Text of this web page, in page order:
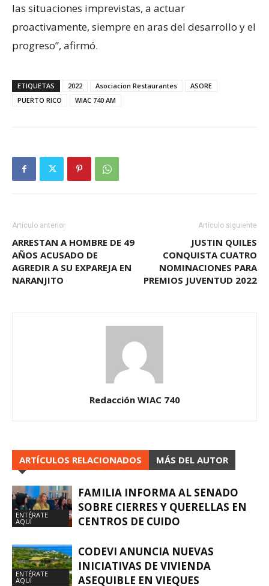
las situaciones imprevistas, a actuar
proactivamente, siempre en aras del desarrollo y el
progreso”, afirmó.
ETIQUETAS 2022 Asociacion Restaurantes
ASORE
PUERTO RICO
WIAC 740 AM
Artículo anterior
ARRESTAN A HOMBRE DE 49
AÑOS ACUSADO DE
AGREDIR A SU EXPAREJA EN
NARANJITO
Artículo siguiente
JUSTIN QUILES
CONQUISTA CUATRO
NOMINACIONES PARA
PREMIOS JUVENTUD 2022
Redacción WIAC 740
ARTÍCULOS RELACIONADOS MÁS DEL AUTOR
ENTÉRATE
AQUÍ
FAMILIA INFORMA AL SENADO
SOBRE CIERRES Y QUERELLAS EN
CENTROS DE CUIDO
ENTÉRATE
AQUÍ
CODEVI ANUNCIA NUEVAS
INICIATIVAS DE VIVIENDA
ASEQUIBLE EN VIEQUES